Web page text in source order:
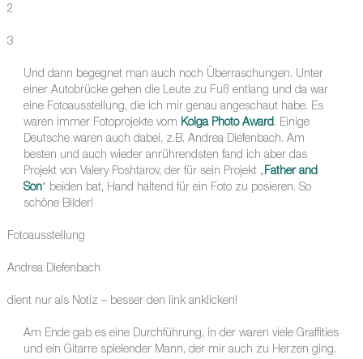
2
3
Und dann begegnet man auch noch Überraschungen. Unter
einer Autobrücke gehen die Leute zu Fuß entlang und da war
eine Fotoausstellung, die ich mir genau angeschaut habe. Es
waren immer Fotoprojekte vom Kolga Photo Award. Einige
Deutsche waren auch dabei, z.B. Andrea Diefenbach. Am
besten und auch wieder anrührendsten fand ich aber das
Projekt von Valery Poshtarov, der für sein Projekt „ Father and
Son“ beiden bat, Hand haltend für ein Foto zu posieren. So
schöne Bilder!
Fotoausstellung
Andrea Diefenbach
dient nur als Notiz – besser den link anklicken!
Am Ende gab es eine Durchführung, in der waren viele Graffities
und ein Gitarre spielender Mann, der mir auch zu Herzen ging.